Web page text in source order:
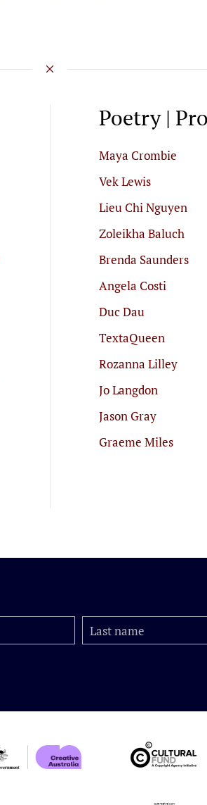
Poetry |
Maya Crombie
Vek Lewis
Lieu Chi Nguyen
Zoleikha Baluch
Brenda Saunders
Angela Costi
Duc Dau
TextaQueen
Rozanna Lilley
Jo Langdon
Jason Gray
Graeme Miles